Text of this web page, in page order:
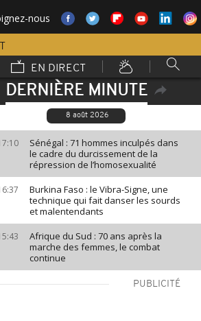
nous
EN DIRECT
DERNIÈRE MINUTE
8 août 2026
Sénégal : 71 hommes inculpés dans
le cadre du durcissement de la
répression de l’homosexualité
Burkina Faso : le Vibra-Signe, une
technique qui fait danser les sourds
et malentendants
Afrique du Sud : 70 ans après la
marche des femmes, le combat
continue
PUBLICITÉ